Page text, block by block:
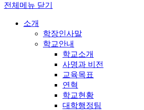
전체메뉴 닫기
소개
학장인사말
학교안내
학교소개
사명과 비전
교육목표
연혁
학교현황
대학행정팀